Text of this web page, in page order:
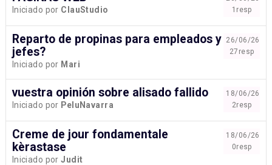
1resp
Iniciado por ClauStudio
26/06/26
27resp
Reparto de propinas para empleados y
jefes?
Iniciado por Mari
18/06/26
2resp
vuestra opinión sobre alisado fallido
Iniciado por PeluNavarra
18/06/26
0resp
Creme de jour fondamentale
kèrastase
Iniciado porJudit